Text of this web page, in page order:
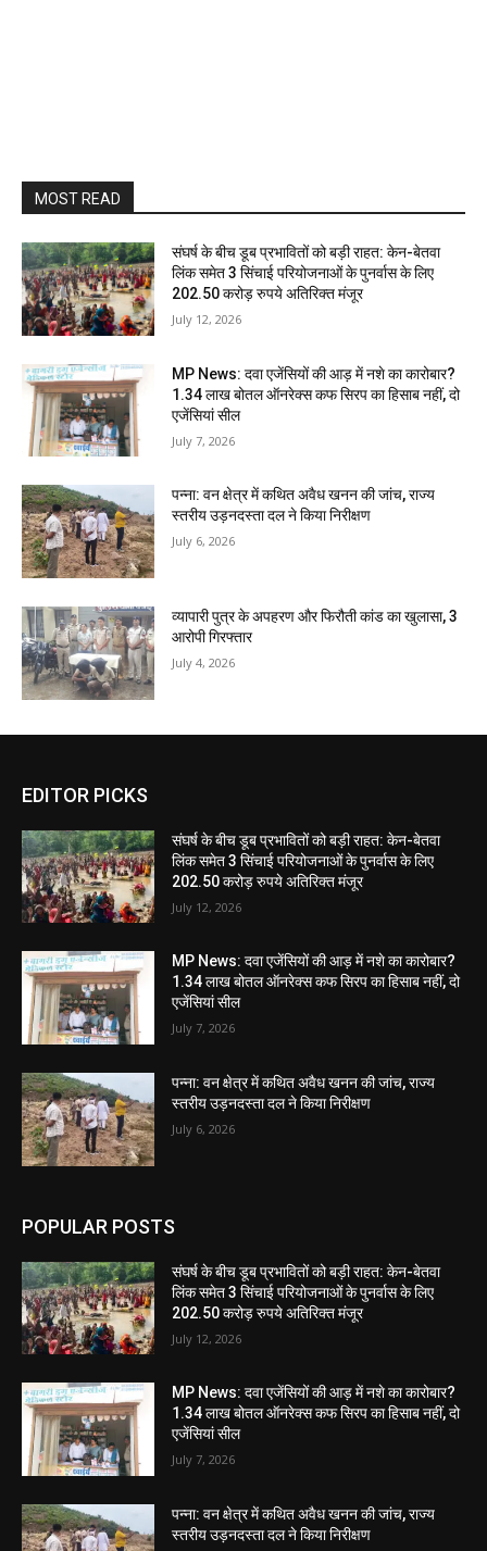
MOST READ
संघर्ष के बीच डूब प्रभावितों को बड़ी राहत: केन-बेतवा
लिंक समेत 3 सिंचाई परियोजनाओं के पुनर्वास के लिए
202.50 करोड़ रुपये अतिरिक्त मंजूर
July 12, 2026
MP News: दवा एजेंसियों की आड़ में नशे का कारोबार?
1.34 लाख बोतल ऑनरेक्स कफ सिरप का हिसाब नहीं, दो
एजेंसियां सील
July 7, 2026
पन्ना: वन क्षेत्र में कथित अवैध खनन की जांच, राज्य
स्तरीय उड़नदस्ता दल ने किया निरीक्षण
July 6, 2026
व्यापारी पुत्र के अपहरण और फिरौती कांड का खुलासा, 3
आरोपी गिरफ्तार
July 4, 2026
EDITOR PICKS
संघर्ष के बीच डूब प्रभावितों को बड़ी राहत: केन-बेतवा
लिंक समेत 3 सिंचाई परियोजनाओं के पुनर्वास के लिए
202.50 करोड़ रुपये अतिरिक्त मंजूर
July 12, 2026
MP News: दवा एजेंसियों की आड़ में नशे का कारोबार?
1.34 लाख बोतल ऑनरेक्स कफ सिरप का हिसाब नहीं, दो
एजेंसियां सील
July 7, 2026
पन्ना: वन क्षेत्र में कथित अवैध खनन की जांच, राज्य
स्तरीय उड़नदस्ता दल ने किया निरीक्षण
July 6, 2026
POPULAR POSTS
संघर्ष के बीच डूब प्रभावितों को बड़ी राहत: केन-बेतवा
लिंक समेत 3 सिंचाई परियोजनाओं के पुनर्वास के लिए
202.50 करोड़ रुपये अतिरिक्त मंजूर
July 12, 2026
MP News: दवा एजेंसियों की आड़ में नशे का कारोबार?
1.34 लाख बोतल ऑनरेक्स कफ सिरप का हिसाब नहीं, दो
एजेंसियां सील
July 7, 2026
पन्ना: वन क्षेत्र में कथित अवैध खनन की जांच, राज्य
स्तरीय उड़नदस्ता दल ने किया निरीक्षण